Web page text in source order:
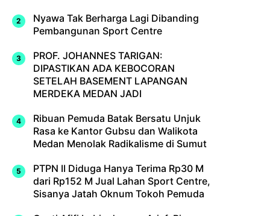
Nyawa Tak Berharga Lagi Dibanding
Pembangunan Sport Centre
PROF. JOHANNES TARIGAN:
DIPASTIKAN ADA KEBOCORAN
SETELAH BASEMENT LAPANGAN
MERDEKA MEDAN JADI
Ribuan Pemuda Batak Bersatu Unjuk
Rasa ke Kantor Gubsu dan Walikota
Medan Menolak Radikalisme di Sumut
PTPN II Diduga Hanya Terima Rp30 M
dari Rp152 M Jual Lahan Sport Centre,
Sisanya Jatah Oknum Tokoh Pemuda